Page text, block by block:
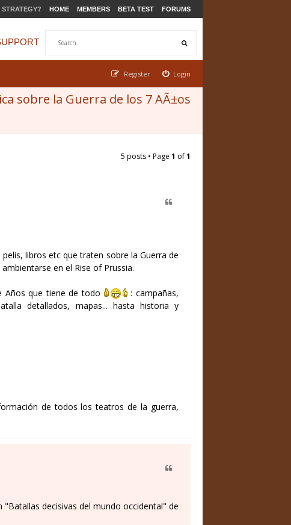
HOME MEMBERS BETA TEST FORUMS
Login
Register
sobre la Guerra de los 7 AÃ±os
5 posts • Page 1 of1
libros etc que traten sobre la Guerra de
en el Rise of Prussia.
Años que tiene de todo
: campañas,
detallados, mapas... hasta historia y
de todos los teatros de la guerra,
decisivas del mundo occidental" de